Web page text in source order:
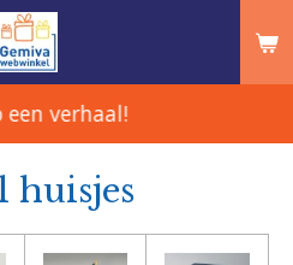
een verhaal!
huisjes